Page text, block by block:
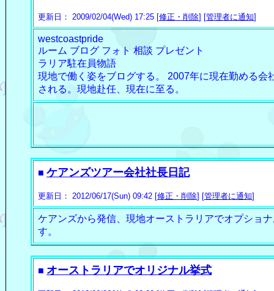
更新日： 2009/02/04(Wed) 17:25 [修正・削除] [管理者に通知]
westcoastpride
ルーム ブログ フォト 相談 プレゼント
ラリア駐在員物語
現地で働く姿をブログする。 2007年に現在勤める会
される。現地赴任、現在に至る。
■ ケアンズツアー会社社長日記
更新日： 2012/06/17(Sun) 09:42 [修正・削除] [管理者に通知]
ケアンズから発信、現地オーストラリアでオプショ
す。
■ オーストラリアでオリジナル挙式